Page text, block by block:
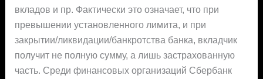
вкладов и пр. Фактически это означает, что при
превышении установленного лимита, и при
закрытии/ликвидации/банкротства банка, вкладчик
получит не полную сумму, а лишь застрахованную
часть. Среди финансовых организаций Сбербанк